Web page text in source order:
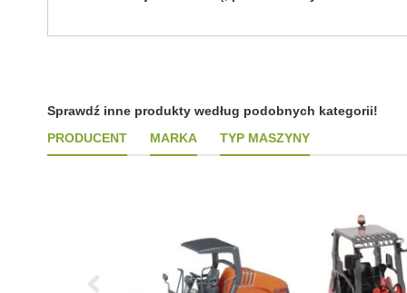
Sprawdź inne produkty według podobnych kategorii!
PRODUCENT
MARKA TYP MASZYNY